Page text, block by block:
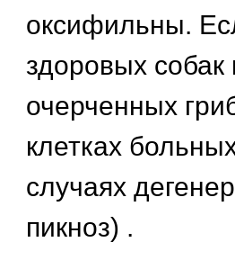
оксифильны.
здоровых
очерченных
клетках
случаях
пикноз) .